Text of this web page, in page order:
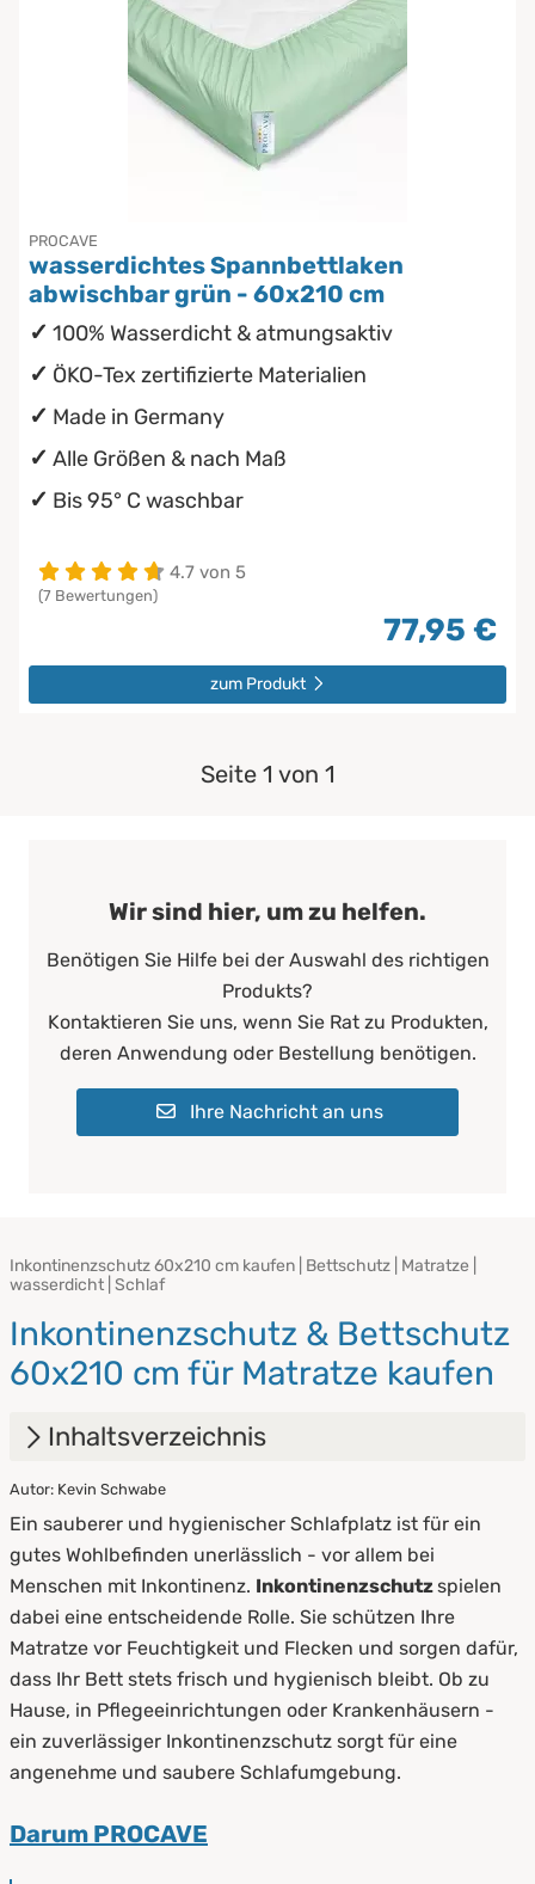
PROCAVE
wasserdichtes Spannbettlaken
abwischbar grün - 60x210 cm
100% Wasserdicht & atmungsaktiv
ÖKO-Tex zertifizierte Materialien
Made in Germany
Alle Größen & nach Maß
Bis 95° C waschbar
4.7 von 5
(7 Bewertungen)
77,95 €
zum Produkt
Seite 1 von 1
Wir sind hier, um zu helfen.
Benötigen Sie Hilfe bei der Auswahl des richtigen
Produkts?
Kontaktieren Sie uns, wenn Sie Rat zu Produkten,
deren Anwendung oder Bestellung benötigen.
Ihre Nachricht an uns
Inkontinenzschutz 60x210 cm kaufen | Bettschutz | Matratze |
wasserdicht | Schlaf
Inkontinenzschutz & Bettschutz
60x210 cm für Matratze kaufen
Inhaltsverzeichnis
1. Vorteile von Inkontinenzschutz
2. Arten von Inkontinenzschutz
Autor: Kevin Schwabe
Ein sauberer und hygienischer Schlafplatz ist für ein
gutes Wohlbefinden unerlässlich - vor allem bei
Menschen mit Inkontinenz. Inkontinenzschutzspielen
dabei eine entscheidende Rolle. Sie schützen Ihre
Matratze vor Feuchtigkeit und Flecken und sorgen dafür,
dass Ihr Bett stets frisch und hygienisch bleibt. Ob zu
Hause, in Pflegeeinrichtungen oder Krankenhäusern -
ein zuverlässiger Inkontinenzschutz sorgt für eine
angenehme und saubere Schlafumgebung.
Darum PROCAVE